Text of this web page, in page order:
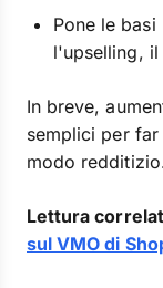
Pone le
l'upselling,
In breve,
semplici per
modo
Lettura
sul VMO di